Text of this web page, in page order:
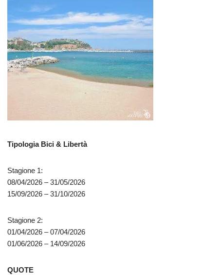
Tipologia Bici & Libertà
Stagione 1:
08/04/2026 – 31/05/2026
15/09/2026 – 31/10/2026
Stagione 2:
01/04/2026 – 07/04/2026
01/06/2026 – 14/09/2026
QUOTE